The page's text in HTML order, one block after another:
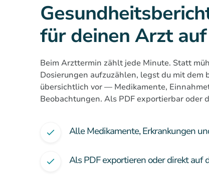
für deinen Arzt
Beim Arzttermin zählt jede Minute. Statt
Dosierungen aufzuzählen, legst du mit
übersichtlich vor — Medikamente,
Beobachtungen. Als PDF exportierbar oder
Alle Medikamente, Erkrankungen
Als PDF exportieren oder direkt auf